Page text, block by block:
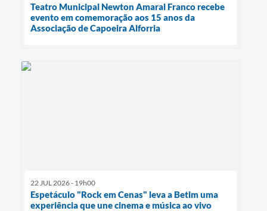
Teatro Municipal Newton Amaral Franco recebe
evento em comemoração aos 15 anos da
Associação de Capoeira Alforria
22 JUL 2026 - 19h00
Espetáculo "Rock em Cenas" leva a Betim uma
experiência que une cinema e música ao vivo